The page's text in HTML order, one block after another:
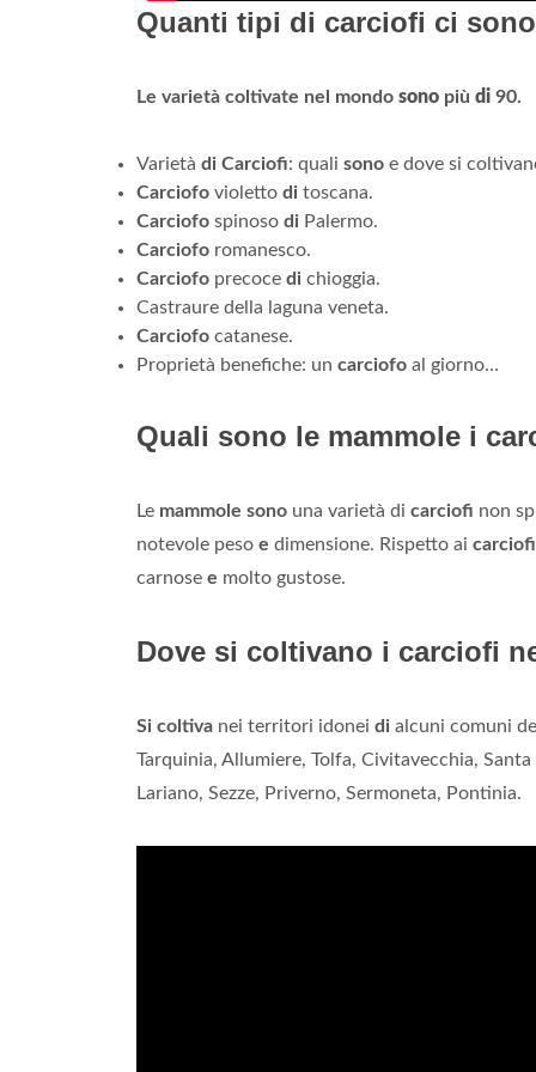
Quanti tipi di carciofi ci
Le varietà coltivate nel mondo sono più di 90.
Varietà di Carciofi: quali sono e dove si
Carciofo violetto di toscana.
Carciofo spinoso di Palermo.
Carciofo romanesco.
Carciofo precoce di chioggia.
Castraure della laguna veneta.
Carciofo catanese.
Proprietà benefiche: un carciofo al giorno…
Quali sono le mammole i
Le mammole sono una varietà di carciofi non
notevole peso e dimensione. Rispetto ai carciofi
carnose e molto gustose.
Dove si coltivano i carciofi
Si coltiva nei territori idonei di alcuni comuni
Tarquinia, Allumiere, Tolfa, Civitavecchia,
Lariano, Sezze, Priverno, Sermoneta, Pontinia.